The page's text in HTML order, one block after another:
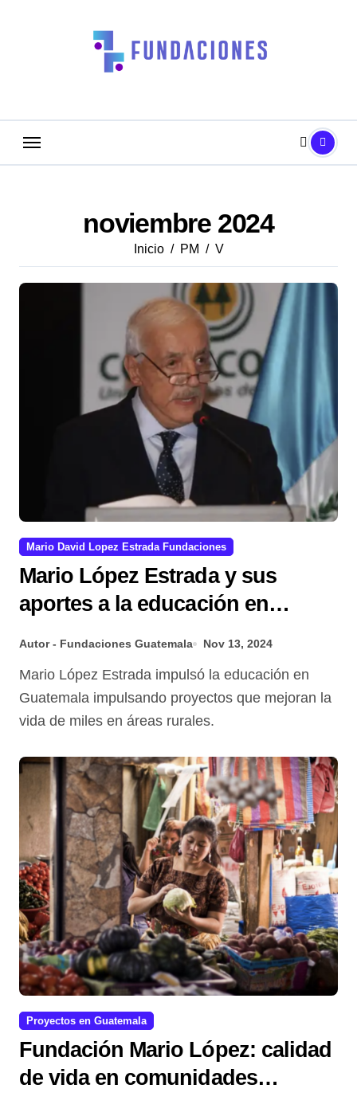
noviembre 2024
Inicio PM V
Mario David Lopez Estrada Fundaciones
Mario López Estrada y sus
aportes a la educación en
Autor - Fundaciones Guatemala Nov 13, 2024
Mario López Estrada impulsó la educación en
Guatemala impulsando proyectos que mejoran la
vida de miles en áreas rurales.
Proyectos en Guatemala
Fundación Mario López: calidad
de vida en comunidades